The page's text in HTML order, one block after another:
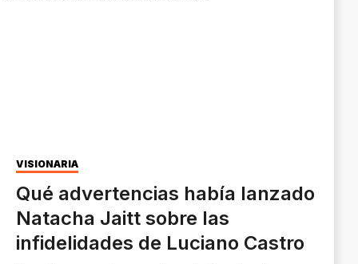
VISIONARIA
Qué advertencias había lanzado
Natacha Jaitt sobre las
infidelidades de Luciano Castro